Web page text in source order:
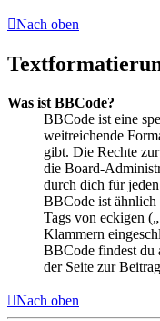
Nach oben
Was ist BBCode?
BBCode ist eine
weitreichende
gibt. Die Rechte
die Board-
durch dich für
BBCode ist
Tags von eckigen
Klammern
BBCode findest du
der Seite zur
Nach oben